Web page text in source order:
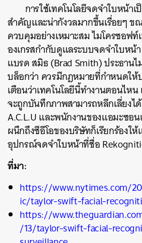
การใช้เทคโนโลยีจดจำใบหน้า
สำคัญและน่ากังวลมากขึ้นเรื่อยๆ ข
ควบคุมอย่างเหมาะสม ไมโครซอฟท์
องเกรสกำกับดูแลระบบจดจำใบหน้
แบรด สมิธ (Brad Smith) ประธาน
บล็อกว่า ควรมีกฎหมายที่กำหนดให้
เตือนว่าเทคโนโลยีนี้ทำงานตอนไห
จะถูกบันทึกภาพสามารถหลีกเลี่ยงไ
A.C.L.U และพนักงานของแอมะซอ
ผนึกถึงซีอีโอของบริษัทก็เรียกร้องใ
อุปกรณ์จดจำใบหน้าที่ชื่อ
ที่มา:
https://www.nytimes.com/
ic/taylor-swift-facial-
https://
/13/taylor-swift-facial-